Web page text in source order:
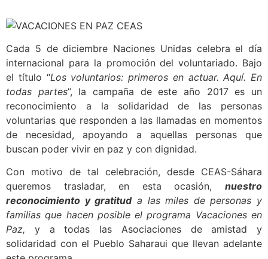
Cada 5 de diciembre Naciones Unidas celebra el día
internacional para la promoción del voluntariado. Bajo
el título “Los voluntarios: primeros en actuar. Aquí. En
todas partes”, la campaña de este año 2017 es un
reconocimiento a la solidaridad de las personas
voluntarias que responden a las llamadas en momentos
de necesidad, apoyando a aquellas personas que
buscan poder vivir en paz y con dignidad.
Con motivo de tal celebración, desde CEAS-Sáhara
queremos trasladar, en esta ocasión, nuestro
reconocimiento y gratituda las miles de personas y
familias que hacen posible el programa Vacaciones en
Paz, y a todas las Asociaciones de amistad y
solidaridad con el Pueblo Saharaui que llevan adelante